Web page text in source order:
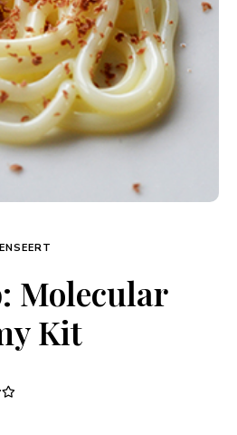
Molecular
Kit